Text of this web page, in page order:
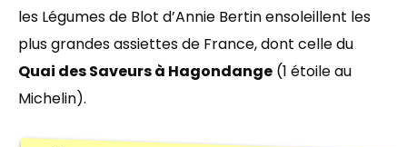
les Légumes de Blot d’Annie Bertin ensoleillent les
plus grandes assiettes de France, dont celle du
Quai des Saveurs à Hagondange (1 étoile au
Michelin).